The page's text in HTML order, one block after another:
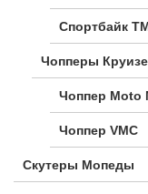
Спортбайк
Чопперы
Чоппер Moto
Чоппер VMC
Скутеры Мопеды